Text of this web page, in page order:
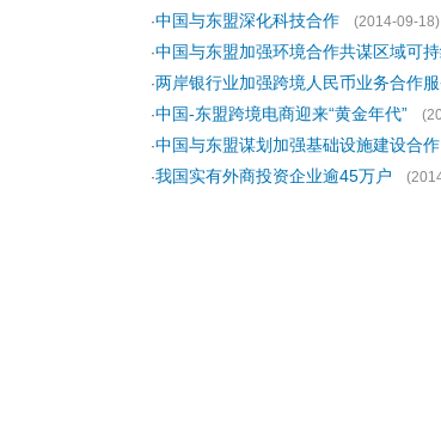
·中国与东盟深化科技合作
(2014-09-18)
·中国与东盟加强环境合作共谋区域可
·两岸银行业加强跨境人民币业务合作
·中国-东盟跨境电商迎来“黄金年代”
·中国与东盟谋划加强基础设施建设合作
·我国实有外商投资企业逾45万户